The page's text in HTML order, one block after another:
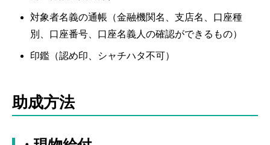
対象者名義の通帳（金融機関名、支店名、口座種
別、口座番号、口座名義人の確認ができるもの）
印鑑（認め印、シャチハタ不可）
助成方法